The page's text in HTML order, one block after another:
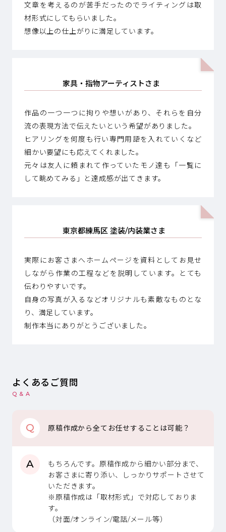
文章を考えるのが苦手だったのでライティングは取
材形式にしてもらいました。
想像以上の仕上がりに満足しています。
家具・指物アーティストさま
作品の一つ一つに拘りや想いがあり、それらを自分
流の表現方法で伝えたいという希望がありました。
ヒアリングを何度も行い専門用語を入れていくなど
細かい要望にも応えてくれました。
元々は友人に頼まれて作っていたモノ達も「一覧に
して眺めてみる」と達成感が出てきます。
東京都練馬区 塗装/内装業さま
実際にお客さまへホームページを資料としてお見せ
しながら作業の工程などを説明しています。とても
伝わりやすいです。
自身の写真が入るなどオリジナルも素敵なものとな
り、満足しています。
制作本当にありがとうございました。
よくあるご質問
Q & A
Q 原稿作成から全てお任せすることは可能？
A
もちろんです。原稿作成から細かい部分まで、
お客さまに寄り添い、しっかりサポートさせて
いただきます。
※原稿作成は「取材形式」で対応しておりま
す。
（対面/オンライン/電話/メール等）